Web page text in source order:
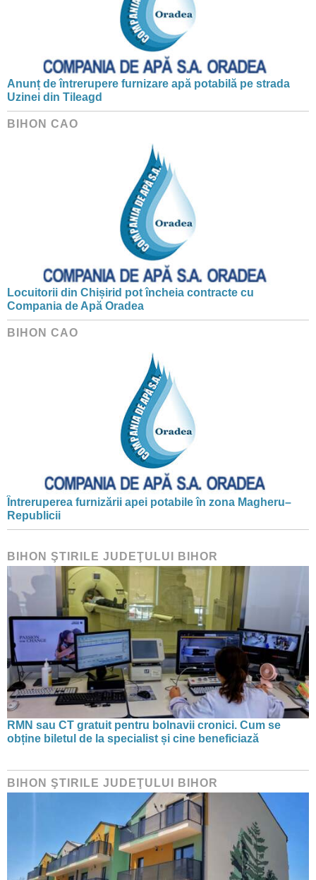
Anunț de întrerupere furnizare apă potabilă pe strada
Uzinei din Tileagd
BIHON CAO
Locuitorii din Chișirid pot încheia contracte cu
Compania de Apă Oradea
BIHON CAO
Întreruperea furnizării apei potabile în zona Magheru–
Republicii
BIHON ŞTIRILE JUDEŢULUI BIHOR
RMN sau CT gratuit pentru bolnavii cronici. Cum se
obține biletul de la specialist și cine beneficiază
BIHON ŞTIRILE JUDEŢULUI BIHOR